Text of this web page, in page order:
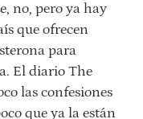
no, pero ya hay
que ofrecen
para
El diario The
las confesiones
que ya la están